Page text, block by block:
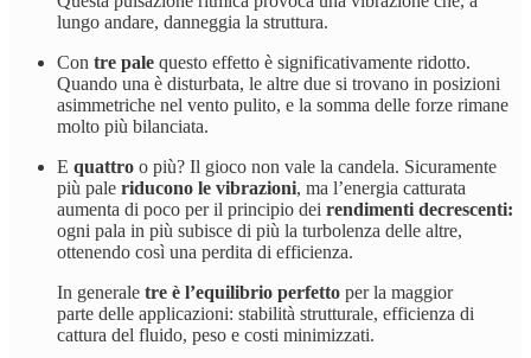
lungo andare, danneggia la struttura.
Con tre pale questo effetto è significativamente ridotto.
Quando una è disturbata, le altre due si trovano in posizioni
asimmetriche nel vento pulito, e la somma delle forze rimane
molto più bilanciata.
E quattro o più? Il gioco non vale la candela. Sicuramente
più pale riducono le vibrazioni, ma l’energia catturata
aumenta di poco per il principio dei rendimenti decrescenti:
ogni pala in più subisce di più la turbolenza delle altre,
ottenendo così una perdita di efficienza.
In generale tre è l’equilibrio perfetto per la maggior
parte delle applicazioni: stabilità strutturale, efficienza di
cattura del fluido, peso e costi minimizzati.